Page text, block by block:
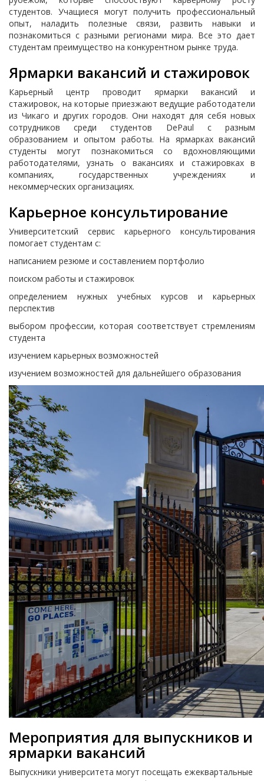
студентов. Учащиеся могут получить профессиональный
опыт, наладить полезные связи, развить навыки и
познакомиться с разными регионами мира. Все это дает
студентам преимущество на конкурентном рынке труда.
Ярмарки вакансий и стажировок
Карьерный центр проводит ярмарки вакансий и
стажировок, на которые приезжают ведущие работодатели
из Чикаго и других городов. Они находят для себя новых
сотрудников среди студентов DePaul с разным
образованием и опытом работы. На ярмарках вакансий
студенты могут познакомиться со вдохновляющими
работодателями, узнать о вакансиях и стажировках в
компаниях, государственных учреждениях и
некоммерческих организациях.
Карьерное консультирование
Университетский сервис карьерного консультирования
помогает студентам с:
написанием резюме и составлением портфолио
поиском работы и стажировок
определением нужных учебных курсов и карьерных
перспектив
выбором профессии, которая соответствует стремлениям
студента
изучением карьерных возможностей
изучением возможностей для дальнейшего образования
Мероприятия для выпускников и
ярмарки вакансий
Выпускники университета могут посещать ежеквартальные